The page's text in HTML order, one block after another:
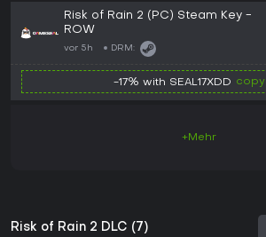
Risk of Rain 2 (PC) Steam Key -
ROW
vor 5h DRM:
-17% with SEAL17XDD copy
+Mehr
Risk of Rain 2 DLC (7)